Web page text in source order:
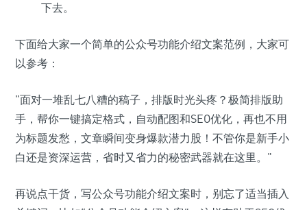
下去。
下面给大家一个简单的公众号功能介绍文案范例，大家可
以参考：
"面对一堆乱七八糟的稿子，排版时光头疼？极简排版助
手，帮你一键搞定格式，自动配图和SEO优化，再也不用
为标题发愁，文章瞬间变身爆款潜力股！不管你是新手小
白还是资深运营，省时又省力的秘密武器就在这里。"
再说点干货，写公众号功能介绍文案时，别忘了适当插入